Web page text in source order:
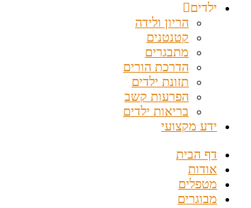
ילדים
הריון ולידה
קטנטנים
מתבגרים
הדרכת הורים
תזונת ילדים
הפרעות קשב
בריאות ילדים
ידע מקצועי
דף הבית
אודות
מטפלים
מבוגרים